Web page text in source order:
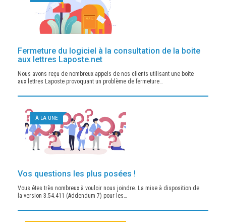
Fermeture du logiciel à la consultation de la boite
aux lettres Laposte.net
Nous avons reçu de nombreux appels de nos clients utilisant une boite
aux lettres Laposte provoquant un problème de fermeture…
À LA UNE
Vos questions les plus posées !
Vous êtes très nombreux à vouloir nous joindre. La mise à disposition de
la version 3.54.411 (Addendum 7) pour les…